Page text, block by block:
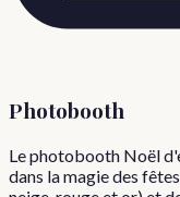
Photobooth
Le photobooth Noël
dans la magie des